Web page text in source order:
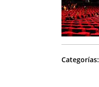
Categorías: